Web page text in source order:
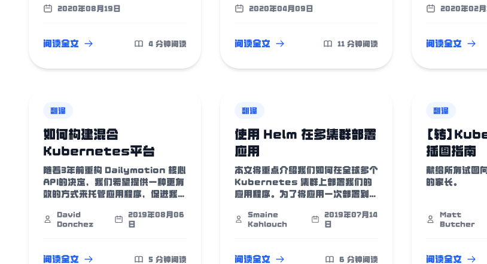
2020年08月19日
阅读全文 4 分钟阅读
2020年04月09日
阅读全文 11 分钟阅读
2020年02月
阅读全文
翻译
如何构建混合
Kubernetes平台
随着3年前重构 Dailymotion 核心
API的决定，我们希望提供一种更有
效的方式来托管应用程序，促进我们
使用容器编排平台来实现这一目标，
David
Donchez
2019年08月06
日
阅读全文 5 分钟阅读
翻译
使用 Helm 在多集群部署
应用
本文将重点介绍我们如何在全球多个
Kubernetes 集群上部署我们的
应用程序。为了将应用一次部署到多
了 Helm ，并将所有 chart 存储
Smaine
Kahlouch
2019年07月14
日
阅读全文 6 分钟阅读
翻译
【转】
插图指南
献给所有试图
的家长。
Matt
Butcher
阅读全文